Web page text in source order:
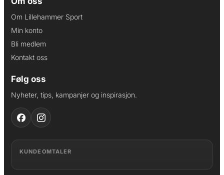
Om Lillehammer Sport
Min konto
Bli medlem
Kontakt oss
Følg oss
Nyheter, tips, kampanjer og inspirasjon.
KUNDEOMTALER